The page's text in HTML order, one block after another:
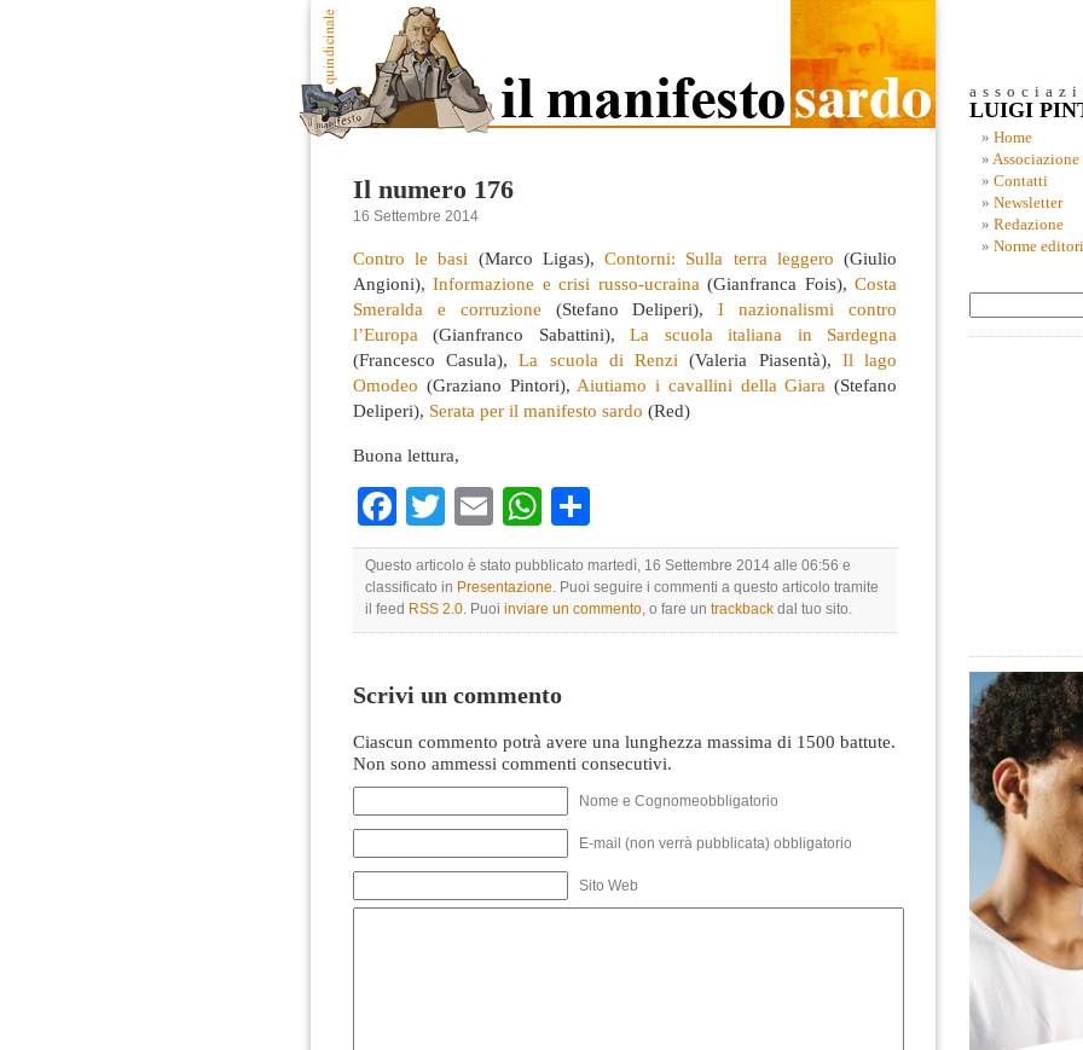
Il numero 176
16 Settembre 2014
Contro le basi (Marco Ligas),Contorni: Sulla terra leggero (Giulio
Angioni),Informazione e crisi russo-ucraina(Gianfranca Fois),Costa
Smeralda e corruzione (Stefano Deliperi),I nazionalismi contro
l’Europa (Gianfranco Sabattini),La scuola italiana in Sardegna
(Francesco Casula),La scuola di Renzi (Valeria Piasentà), Il lago
Omodeo (Graziano Pintori),Aiutiamo i cavallini della Giara (Stefano
Deliperi), Serata per il manifesto sardo (Red)
Buona lettura,
Facebook
TwitterEmailWhatsApp
Questo articolo è stato pubblicato martedì, 16 Settembre 2014 alle 06:56 e
classificato in Presentazione. Puoi seguire i commenti a questo articolo tramite
il feed RSS 2.0. Puoi inviare un commento, o fare un trackback dal tuo sito.
Scrivi un commento
Ciascun commento potrà avere una lunghezza massima di 1500 battute.
Non sono ammessi commenti consecutivi.
Nome e Cognomeobbligatorio
E-mail (non verrà pubblicata) obbligatorio
Sito Web
LUIGI
Home
Associazione
Contatti
Newsletter
Redazione
Norme